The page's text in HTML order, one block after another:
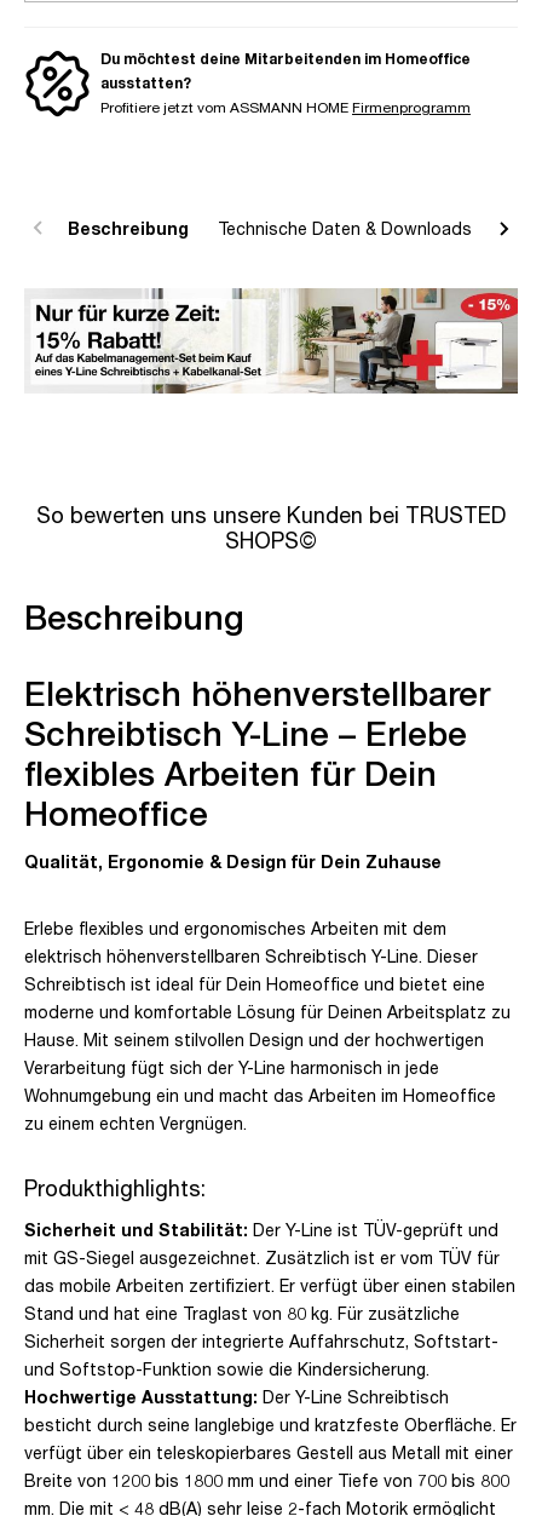
Du möchtest deine Mitarbeitenden im Homeoffice
ausstatten?
Profitiere jetzt vom ASSMANN HOME Firmenprogramm
Beschreibung Technische Daten & Downloads
So bewerten uns unsere Kunden bei TRUSTED
SHOPS©
Beschreibung
Elektrisch höhenverstellbarer
Schreibtisch Y-Line – Erlebe
flexibles Arbeiten für Dein
Homeoffice
Qualität, Ergonomie & Design für Dein Zuhause
Erlebe flexibles und ergonomisches Arbeiten mit dem
elektrisch höhenverstellbaren Schreibtisch Y-Line. Dieser
Schreibtisch ist ideal für Dein Homeoffice und bietet eine
moderne und komfortable Lösung für Deinen Arbeitsplatz zu
Hause. Mit seinem stilvollen Design und der hochwertigen
Verarbeitung fügt sich der Y-Line harmonisch in jede
Wohnumgebung ein und macht das Arbeiten im Homeoffice
zu einem echten Vergnügen.
Produkthighlights:
Sicherheit und Stabilität: Der Y-Line ist TÜV-geprüft und
mit GS-Siegel ausgezeichnet. Zusätzlich ist er vom TÜV für
das mobile Arbeiten zertifiziert. Er verfügt über einen stabilen
Stand und hat eine Traglast von 80 kg. Für zusätzliche
Sicherheit sorgen der integrierte Auffahrschutz, Softstart-
und Softstop-Funktion sowie die Kindersicherung.
Hochwertige Ausstattung: Der Y-Line Schreibtisch
besticht durch seine langlebige und kratzfeste Oberfläche. Er
verfügt über ein teleskopierbares Gestell aus Metall mit einer
Breite von 1200 bis 1800 mm und einer Tiefe von 700 bis 800
mm. Die mit < 48 dB(A) sehr leise 2-fach Motorik ermöglicht